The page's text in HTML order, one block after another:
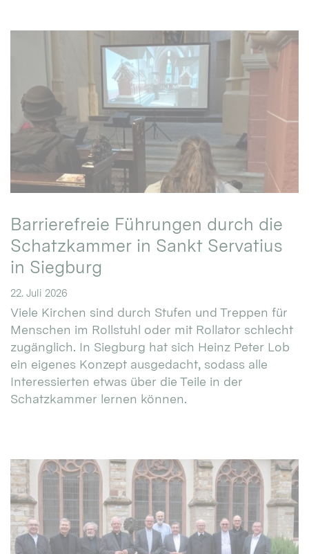
Barrierefreie Führungen durch die
Schatzkammer in Sankt Servatius
in Siegburg
22. Juli 2026
Viele Kirchen sind durch Stufen und Treppen für
Menschen im Rollstuhl oder mit Rollator schlecht
zugänglich. In Siegburg hat sich Heinz Peter Lob
ein eigenes Konzept ausgedacht, sodass alle
Interessierten etwas über die Teile in der
Schatzkammer lernen können.